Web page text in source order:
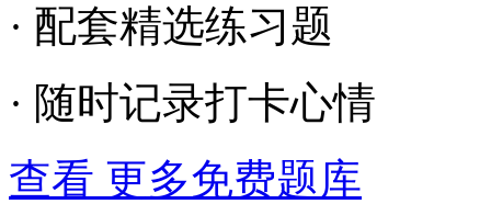
· 配套精选练习题
· 随时记录打卡心情
查看 更多免费题库